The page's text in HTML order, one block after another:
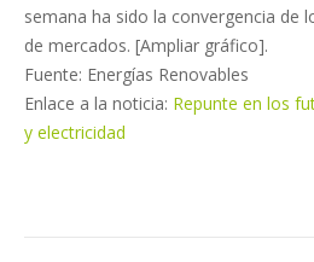
semana ha sido la convergencia de
de mercados. [Ampliar gráfico].
Fuente: Energías Renovables
Enlace a la noticia: Repunte en los
y electricidad